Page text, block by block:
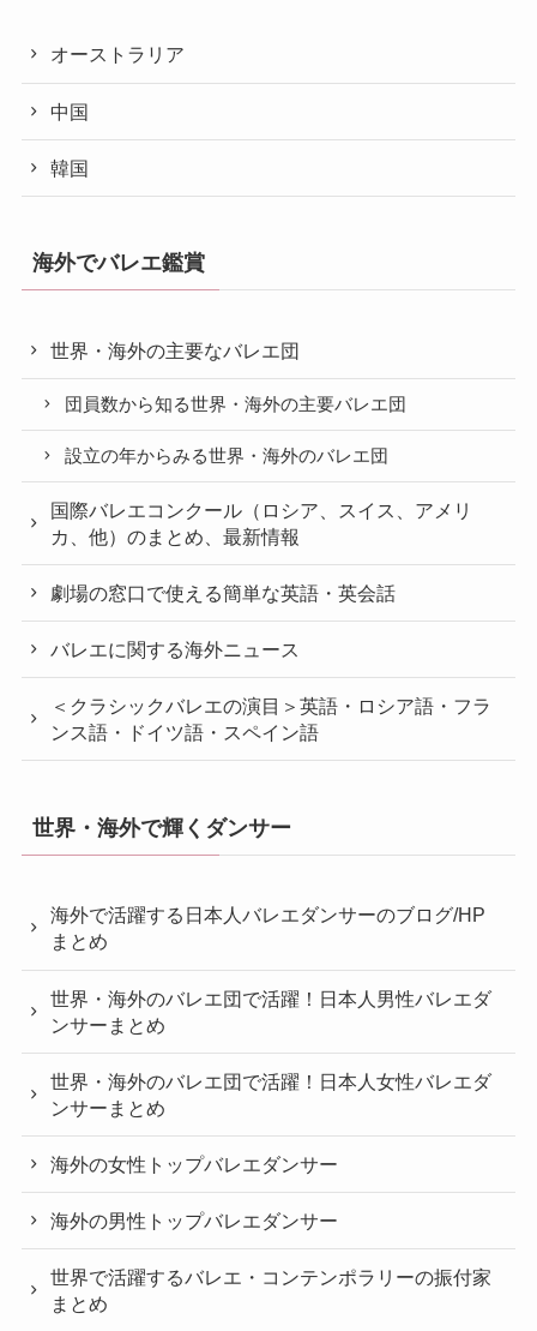
オーストラリア
中国
韓国
海外でバレエ鑑賞
世界・海外の主要なバレエ団
団員数から知る世界・海外の主要バレエ団
設立の年からみる世界・海外のバレエ団
国際バレエコンクール（ロシア、スイス、アメリ
カ、他）のまとめ、最新情報
劇場の窓口で使える簡単な英語・英会話
バレエに関する海外ニュース
＜クラシックバレエの演目＞英語・ロシア語・フラ
ンス語・ドイツ語・スペイン語
世界・海外で輝くダンサー
海外で活躍する日本人バレエダンサーのブログ/HP
まとめ
世界・海外のバレエ団で活躍！日本人男性バレエダ
ンサーまとめ
世界・海外のバレエ団で活躍！日本人女性バレエダ
ンサーまとめ
海外の女性トップバレエダンサー
海外の男性トップバレエダンサー
世界で活躍するバレエ・コンテンポラリーの振付家
まとめ